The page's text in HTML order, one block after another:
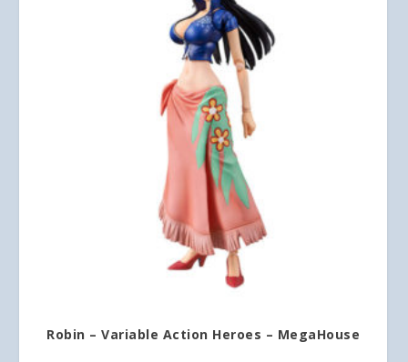
Robin – Variable Action Heroes – MegaHouse